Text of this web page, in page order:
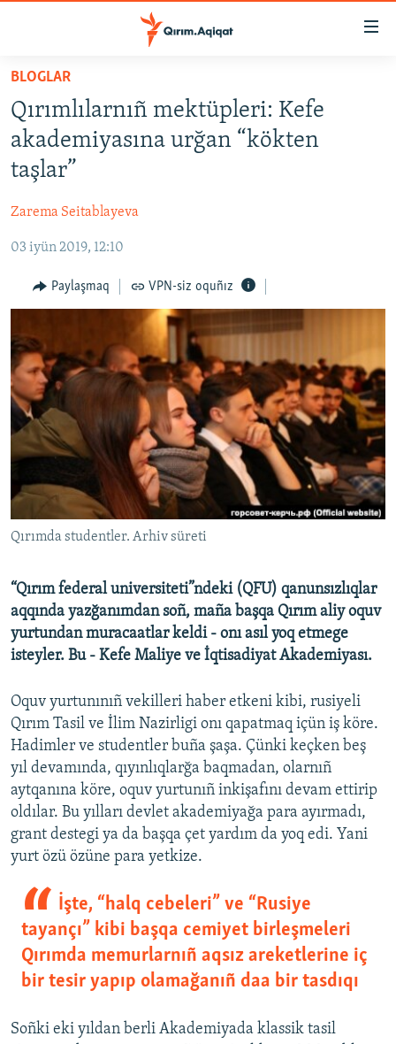
Esas
qaytmaq
Baş
navigatsiyağa
qaytmaq
Qıdıruvğa
HABERLER
SİYASET
İQTİSADİYAT
MEDENİYET
İNSAN AQLARI
VİDEO
BLOGLAR
FİKİR
Русский
Українською
QOŞULIÑIZ!
RFE/RS bütün saytları
BLOGLAR
Qırımlılarnıñ mektüpleri: Kefe
akademiyasına urğan “kökten
taşlar”
Zarema Seitablayeva
03 iyün 2019, 12:10
Paylaşmaq VPN-siz oquñız
Qırımda studentler. Arhiv süreti
“Qırım federal universiteti”ndeki (QFU) qanunsızlıqlar
aqqında yazğanımdan soñ, maña başqa Qırım aliy oquv
yurtundan muracaatlar keldi - onı asıl yoq etmege
isteyler. Bu - Kefe Maliye ve İqtisadiyat Akademiyası.
Oquv yurtunınıñ vekilleri haber etkeni kibi, rusiyeli
Qırım Tasil ve İlim Nazirligi onı qapatmaq içün iş köre.
Hadimler ve studentler buña şaşa. Çünki keçken beş
yıl devamında, qıyınlıqlarğa baqmadan, olarnıñ
aytqanına köre, oquv yurtunıñ inkişafını devam ettirip
oldılar. Bu yılları devlet akademiyağa para ayırmadı,
grant destegi ya da başqa çet yardım da yoq edi. Yani
yurt özü özüne para yetkize.
İşte, “halq cebeleri” ve “Rusiye
tayançı” kibi başqa cemiyet birleşmeleri
Qırımda memurlarnıñ aqsız areketlerine iç
bir tesir yapıp olamağanıñ daa bir tasdıqı
Soñki eki yıldan berli Akademiyada klassik tasil